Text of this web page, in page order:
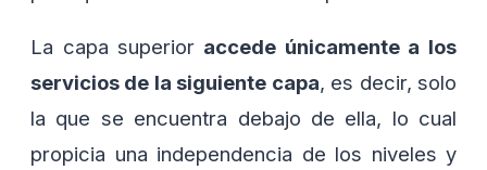
La capa superior accede únicamente a los
servicios de la siguiente capa, es decir, solo
la que se encuentra debajo de ella, lo cual
propicia una independencia de los niveles y